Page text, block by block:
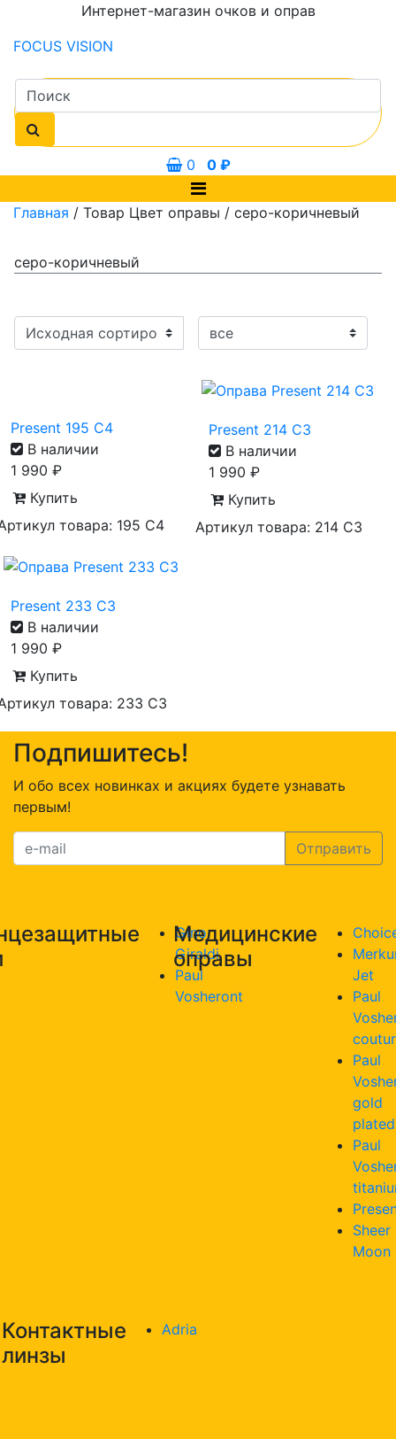
Интернет-магазин очков и оправ
FOCUS VISION
0 0 ₽
Главная / Товар Цвет оправы / серо-коричневый
серо-коричневый
Present 195 C4
В наличии
1 990 ₽
Купить
товара: 195 C4
Present 214 C3
В наличии
1 990 ₽
Купить
Артикул товара: 214 C3
Present 233 C3
В наличии
1 990 ₽
Купить
товара: 233 C3
Подпишитесь!
И обо всех новинках и акциях будете узнавать
первым!
Gino
Giraldi
Paul
Vosheront
Медицинские
оправы
Jet
Paul
Paul
gold
plated
Paul
Sheer
Moon
Контактные
линзы
Adria